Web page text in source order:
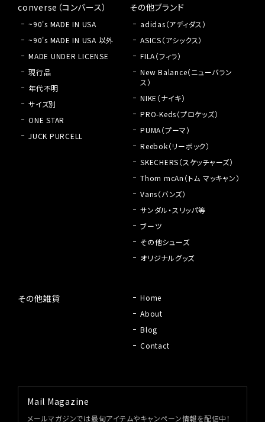
converse（コンバース）
~90's MADE IN USA
~90's MADE IN USA 以外
MADE UNDER LICENSE
現行品
年代不明
サイズ別
ONE STAR
JUCK PURCELL
その他ブランド
adidas（アディダス）
ASICS（アシックス）
FILA（フィラ）
New Balance（ニューバラン
ス）
NIKE（ナイキ）
PRO-Keds（プロケッズ）
PUMA（プーマ）
Reebok（リーボック）
SKECHERS（スケッチャーズ）
Thom mcAn（トム マッキャン）
Vans（バンズ）
サンダル・スリッパ等
ブーツ
その他シューズ
オリジナルグッズ
その他雑貨
Home
About
Blog
Contact
Mail Magazine
メールマガジンでは最旬アイテムやキャンペーン情報を配信中！